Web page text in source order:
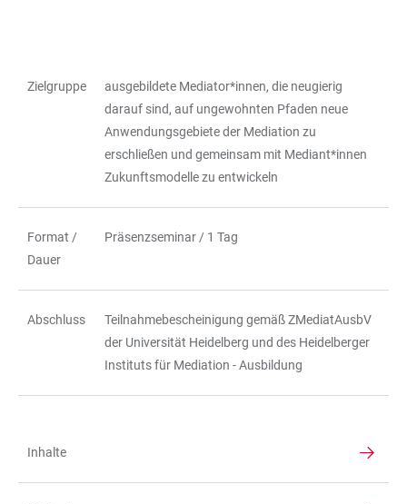
Zielgruppe
ausgebildete Mediator*innen, die neugierig
darauf sind, auf ungewohnten Pfaden neue
Anwendungsgebiete der Mediation zu
erschließen und gemeinsam mit Mediant*innen
Zukunftsmodelle zu entwickeln
Format /
Dauer
Präsenzseminar / 1 Tag
Abschluss
Teilnahmebescheinigung gemäß ZMediatAusbV
der Universität Heidelberg und des Heidelberger
Instituts für Mediation - Ausbildung
Inhalte